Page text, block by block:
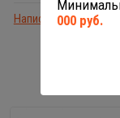
Написать отзыв
000 руб.